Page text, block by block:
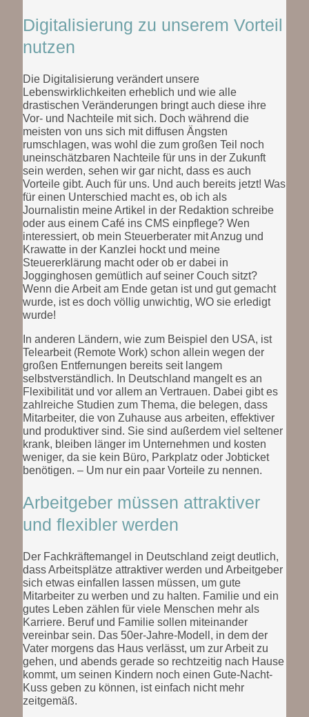
Digitalisierung zu unserem Vorteil
nutzen
Die Digitalisierung verändert unsere
Lebenswirklichkeiten erheblich und wie alle
drastischen Veränderungen bringt auch diese ihre
Vor- und Nachteile mit sich. Doch während die
meisten von uns sich mit diffusen Ängsten
rumschlagen, was wohl die zum großen Teil noch
uneinschätzbaren Nachteile für uns in der Zukunft
sein werden, sehen wir gar nicht, dass es auch
Vorteile gibt. Auch für uns. Und auch bereits jetzt! Was
für einen Unterschied macht es, ob ich als
Journalistin meine Artikel in der Redaktion schreibe
oder aus einem Café ins CMS einpflege? Wen
interessiert, ob mein Steuerberater mit Anzug und
Krawatte in der Kanzlei hockt und meine
Steuererklärung macht oder ob er dabei in
Jogginghosen gemütlich auf seiner Couch sitzt?
Wenn die Arbeit am Ende getan ist und gut gemacht
wurde, ist es doch völlig unwichtig, WO sie erledigt
wurde!
In anderen Ländern, wie zum Beispiel den USA, ist
Telearbeit (Remote Work) schon allein wegen der
großen Entfernungen bereits seit langem
selbstverständlich. In Deutschland mangelt es an
Flexibilität und vor allem an Vertrauen. Dabei gibt es
zahlreiche Studien zum Thema, die belegen, dass
Mitarbeiter, die von Zuhause aus arbeiten, effektiver
und produktiver sind. Sie sind außerdem viel seltener
krank, bleiben länger im Unternehmen und kosten
weniger, da sie kein Büro, Parkplatz oder Jobticket
benötigen. – Um nur ein paar Vorteile zu nennen.
Arbeitgeber müssen attraktiver
und flexibler werden
Der Fachkräftemangel in Deutschland zeigt deutlich,
dass Arbeitsplätze attraktiver werden und Arbeitgeber
sich etwas einfallen lassen müssen, um gute
Mitarbeiter zu werben und zu halten. Familie und ein
gutes Leben zählen für viele Menschen mehr als
Karriere. Beruf und Familie sollen miteinander
vereinbar sein. Das 50er-Jahre-Modell, in dem der
Vater morgens das Haus verlässt, um zur Arbeit zu
gehen, und abends gerade so rechtzeitig nach Hause
kommt, um seinen Kindern noch einen Gute-Nacht-
Kuss geben zu können, ist einfach nicht mehr
zeitgemäß.